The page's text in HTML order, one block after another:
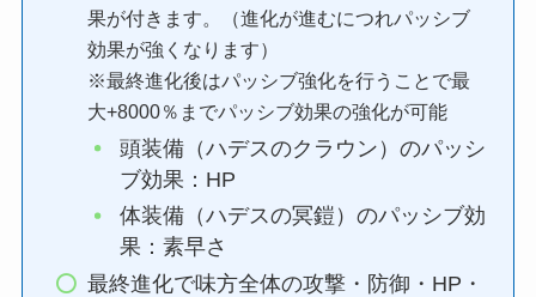
果が付きます。（進化が進むにつれパッシブ
効果が強くなります）
※最終進化後はパッシブ強化を行うことで最
大+8000％までパッシブ効果の強化が可能
頭装備（ハデスのクラウン）のパッシ
ブ効果：HP
体装備（ハデスの冥鎧）のパッシブ効
果：素早さ
最終進化で味方全体の攻撃・防御・HP・